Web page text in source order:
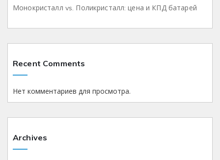
Монокристалл vs. Поликристалл: цена и КПД батарей
Recent Comments
Нет комментариев для просмотра.
Archives